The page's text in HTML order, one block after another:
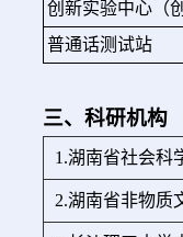
创新实验中心（
普通话测试站
三、科研机构
1.湖南省社会科
2.湖南省非物质